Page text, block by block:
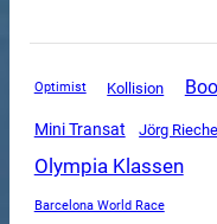
Optimist Kollision
Mini Transat Jörg
Olympia Klassen
Barcelona World Race